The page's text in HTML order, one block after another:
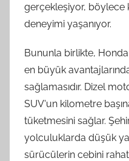
gerçekleşiyor, böylece
deneyimi yaşanıyor.
Bununla birlikte,
en büyük
sağlamasıdır. Dizel
SUV'un kilometre
tüketmesini sağlar.
yolculuklarda düşük
sürücülerin cebini